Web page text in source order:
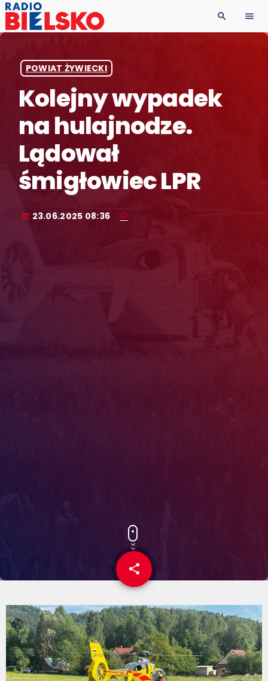
search menu
POWIAT ŻYWIECKI
Kolejny wypadek
na hulajnodze.
Lądował
śmigłowiec LPR
today 23.06.2025 08:36
share
email